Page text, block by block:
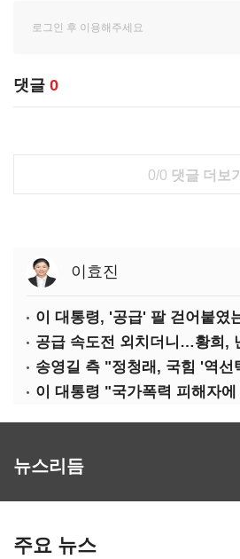
댓글 0
0/0 댓글 더보기
이효진
뉴스리듬
주요 뉴스